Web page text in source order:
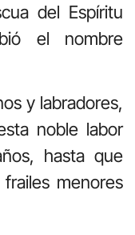
del Espíritu
el nombre
y labradores,
noble labor
hasta que
menores